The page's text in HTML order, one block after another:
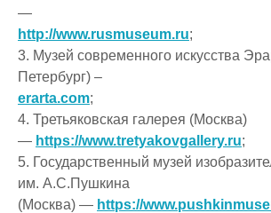
—
http://www.rusmuseum.ru;
3. Музей современного искусства
Петербург) –
erarta.com;
4. Третьяковская галерея (Москва)
— https://www.tretyakovgallery.ru;
5. Государственный музей
им. А.С.Пушкина
(Москва) — https://